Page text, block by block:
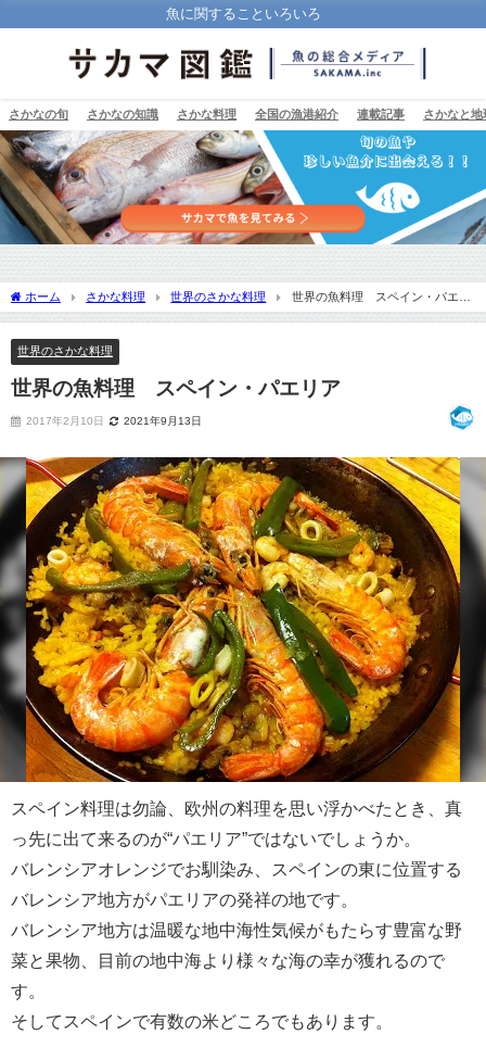
魚に関することいろいろ
さかなの旬 さかなの知識 さかな料理 全国の漁港紹介 連載記事 さかなと地
ホーム さかな料理 世界のさかな料理
世界の魚料理 スペイン・パエリ
ア
世界のさかな料理
世界の魚料理 スペイン・パエリア
2017年2月10日 2021年9月13日
スペイン料理は勿論、欧州の料理を思い浮かべたとき、真
っ先に出て来るのが“パエリア”ではないでしょうか。
バレンシアオレンジでお馴染み、スペインの東に位置する
バレンシア地方がパエリアの発祥の地です。
バレンシア地方は温暖な地中海性気候がもたらす豊富な野
菜と果物、目前の地中海より様々な海の幸が獲れるので
す。
そしてスペインで有数の米どころでもあります。